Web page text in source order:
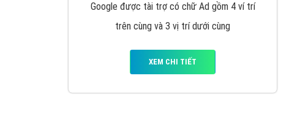
Google được tài trợ có chữ Ad gồm 4 ví trí
trên cùng và 3 vị trí dưới cùng
XEM CHI TIẾT